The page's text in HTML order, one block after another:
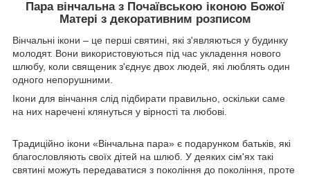
Пара вінчальна з Почаївською іконою Божої
Матері з декоративним розписом
Вінчальні ікони – це перші святині, які з'являються у будинку
молодят. Вони використовуються під час укладення нового
шлюбу, коли священик з'єднує двох людей, які люблять один
одного непорушними.
Ікони для вінчання слід підбирати правильно, оскільки саме
на них наречені клянуться у вірності та любові.
Традиційно ікони «Вінчальна пара» є подарунком батьків, які
благословляють своїх дітей на шлюб. У деяких сім'ях такі
святині можуть передаватися з покоління до покоління, проте